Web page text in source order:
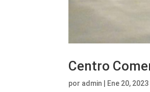
Centro
por admin Ene 20, 2023